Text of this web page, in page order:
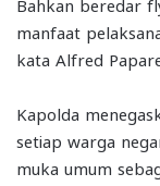
Bahkan beredar
manfaat
kata Alfred
Kapolda
setiap warga
muka umum